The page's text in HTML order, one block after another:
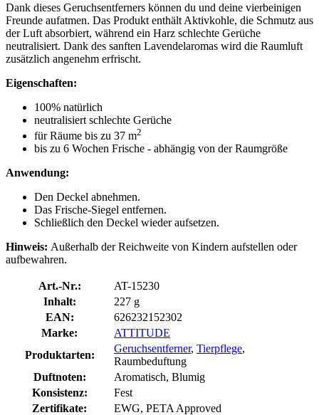
Dank dieses Geruchsentferners können du und deine vierbeinigen
Freunde aufatmen. Das Produkt enthält Aktivkohle, die Schmutz aus
der Luft absorbiert, während ein Harz schlechte Gerüche
neutralisiert. Dank des sanften Lavendelaromas wird die Raumluft
zusätzlich angenehm erfrischt.
Eigenschaften:
100% natürlich
neutralisiert schlechte Gerüche
für Räume bis zu 37 m2
bis zu 6 Wochen Frische - abhängig von der Raumgröße
Anwendung:
Den Deckel abnehmen.
Das Frische-Siegel entfernen.
Schließlich den Deckel wieder aufsetzen.
Hinweis: Außerhalb der Reichweite von Kindern aufstellen oder
aufbewahren.
Art.-Nr.:
AT-15230
Inhalt:
227 g
EAN:
626232152302
Marke:
ATTITUDE
Produktarten:
Geruchsentferner, Tierpflege,
Raumbeduftung
Duftnoten:
Aromatisch, Blumig
Konsistenz:
Fest
Zertifikate:
EWG, PETA Approved